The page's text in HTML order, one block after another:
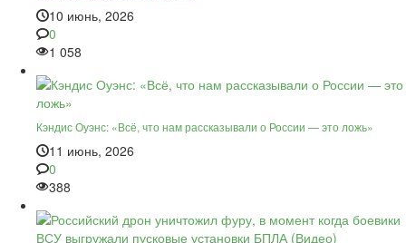
10 июнь, 2026
0
1 058
Кэндис Оуэнс: «Всё, что нам рассказывали о России — это ложь»
11 июнь, 2026
0
388